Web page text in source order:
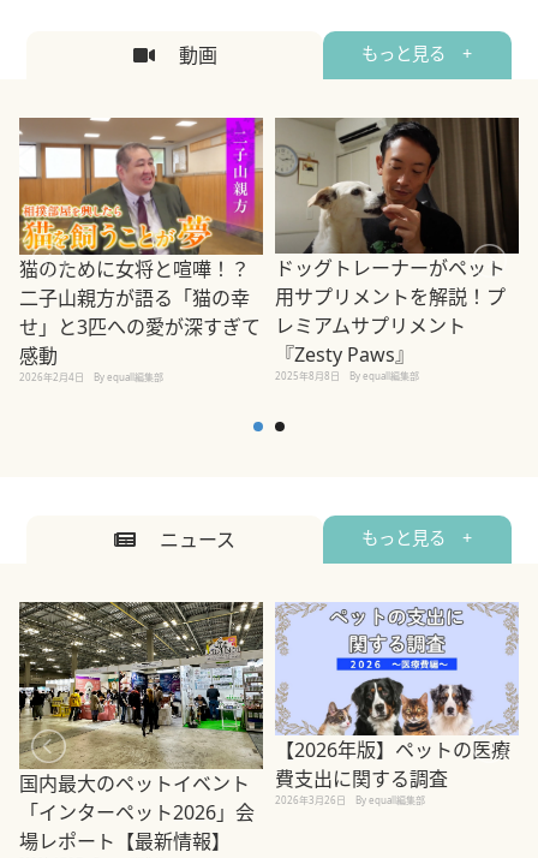
動画 もっと見る +
猫のために女将と喧嘩！？
二子山親方が語る「猫の幸
せ」と3匹への愛が深すぎて
感動
2026年2月4日 By equall編集部
ドッグトレーナーがペット
用サプリメントを解説！プ
レミアムサプリメント
『Zesty Paws』
2025年8月8日 By equall編集部
ニュース もっと見る +
国内最大のペットイベント
「インターペット2026」会
場レポート【最新情報】
【2026年版】ペットの医療
費支出に関する調査
2026年3月26日 By equall編集部